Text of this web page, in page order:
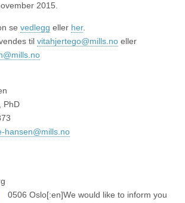
2015.
se vedlegg eller her.
til vitahjertego@mills.no eller
PhD
hansen@mills.no
0506 Oslo[:en]We would like to inform you